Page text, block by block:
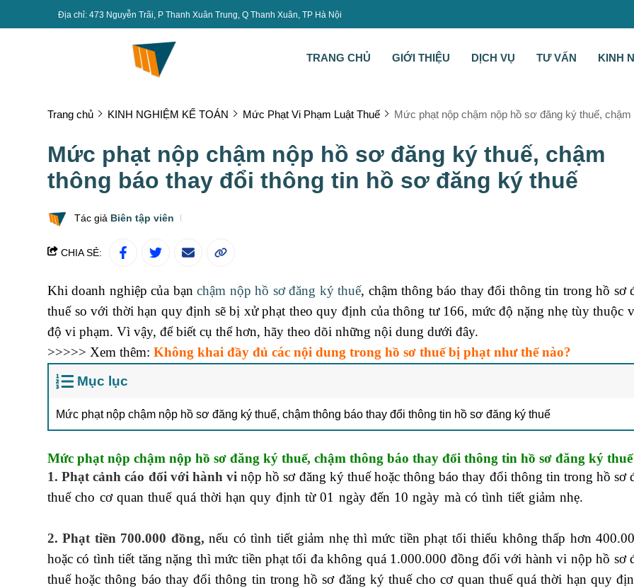
Địa chỉ: 473 Nguyễn Trãi, P Thanh Xuân Trung, Q Thanh Xuân, TP Hà Nội
TRANG CHỦ GIỚI THIỆU DỊCH VỤ TƯ VẤN KINH
Trang chủ KINH NGHIỆM KẾ TOÁN Mức Phạt Vi Phạm Luật Thuế Mức phạt nộp chậm nộp hồ sơ đăng ký thuế,
Mức phạt nộp chậm nộp hồ sơ đăng ký thuế, chậm
thông báo thay đổi thông tin hồ sơ đăng ký thuế
Tác giả Biên tập viên
CHIA SẺ:
Khi doanh nghiệp của bạnchậm nộp hồ sơ đăng ký thuế, chậm thông báo thay đổi thông tin trong hồ sơ
thuế so với thời hạn quy định sẽ bị xử phạt theo quy định của thông tư 166, mức độ nặng nhẹ tùy thuộc
độ vi phạm. Vì vậy, để biết cụ thể hơn, hãy theo dõi những nội dung dưới đây.
>>>>> Xem thêm: Không khai đầy đủ các nội dung trong hồ sơ thuế bị phạt như thế nào?
Mục lục
Mức phạt nộp chậm nộp hồ sơ đăng ký thuế, chậm thông báo thay đổi thông tin hồ sơ đăng ký thuế
Mức phạt nộp chậm nộp hồ sơ đăng ký thuế, chậm thông báo thay đổi thông tin hồ sơ đăng ký thuế
1. Phạt cảnh cáo đối với hành vi nộp hồ sơ đăng ký thuế hoặc thông báo thay đổi thông tin trong hồ sơ
thuế cho cơ quan thuế quá thời hạn quy định từ 01 ngày đến 10 ngày mà có tình tiết giảm nhẹ.
2. Phạt tiền 700.000 đồng, nếu có tình tiết giảm nhẹ thì mức tiền phạt tối thiểu không thấp hơn
hoặc có tình tiết tăng nặng thì mức tiền phạt tối đa không quá 1.000.000 đồng đối với hành vi nộp hồ sơ
thuế hoặc thông báo thay đổi thông tin trong hồ sơ đăng ký thuế cho cơ quan thuế quá thời hạn quy